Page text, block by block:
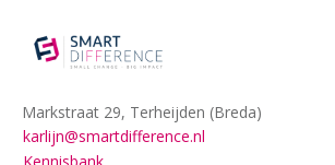
Markstraat 29, Terheijden (Breda)
karlijn@smartdifference.nl